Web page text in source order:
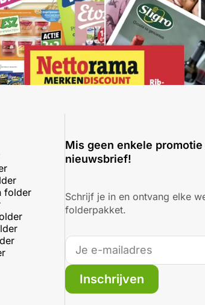
folder
Mis geen enkele
nieuwsbrief!
Schrijf je in en ontvang elke
folderpakket.
Inschrijven